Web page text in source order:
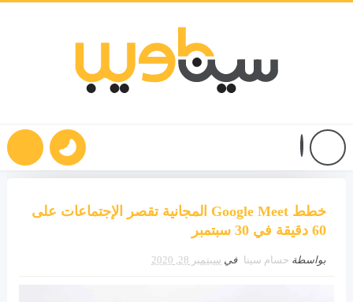
خطط Google Meet المجانية تقصر الإجتماعات على
60 دقيقة في 30 سبتمبر
بواسطة حسام سينا في سبتمبر 28, 2020